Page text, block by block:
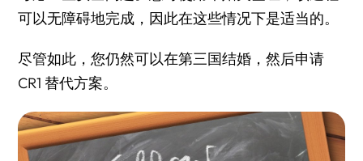
可以无障碍地完成，因此在这些情况下是适当的。
尽管如此，您仍然可以在第三国结婚，然后申请
CR1 替代方案。